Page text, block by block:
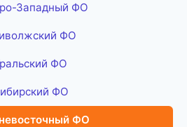
Западный ФО
ФО
ФО
ФО
ФО